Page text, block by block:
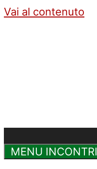
Vai al contenuto
MENU INCONTRI